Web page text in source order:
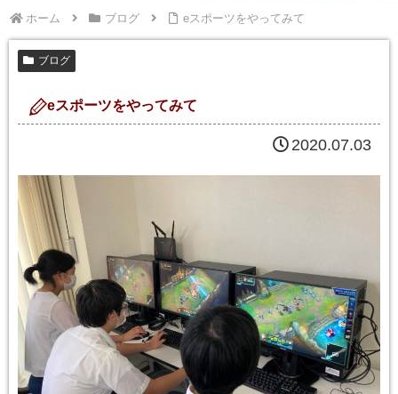
ホーム ブログ eスポーツをやってみて
ブログ
eスポーツをやってみて
2020.07.03